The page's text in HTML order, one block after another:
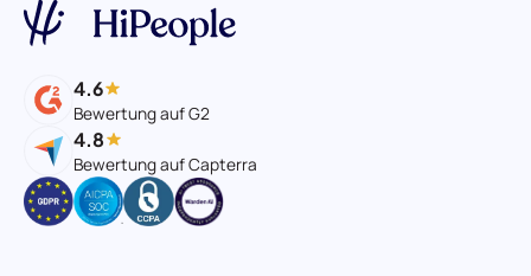
4.6
Bewertung auf G2
4.8
Bewertung auf Capterra